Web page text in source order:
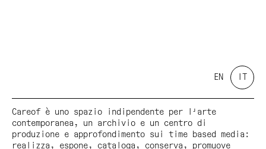
EN
Careof è uno spazio indipendente per l'arte
contemporanea, un archivio e un centro di
produzione e approfondimento sui time based media:
realizza, espone, cataloga, conserva, promuove